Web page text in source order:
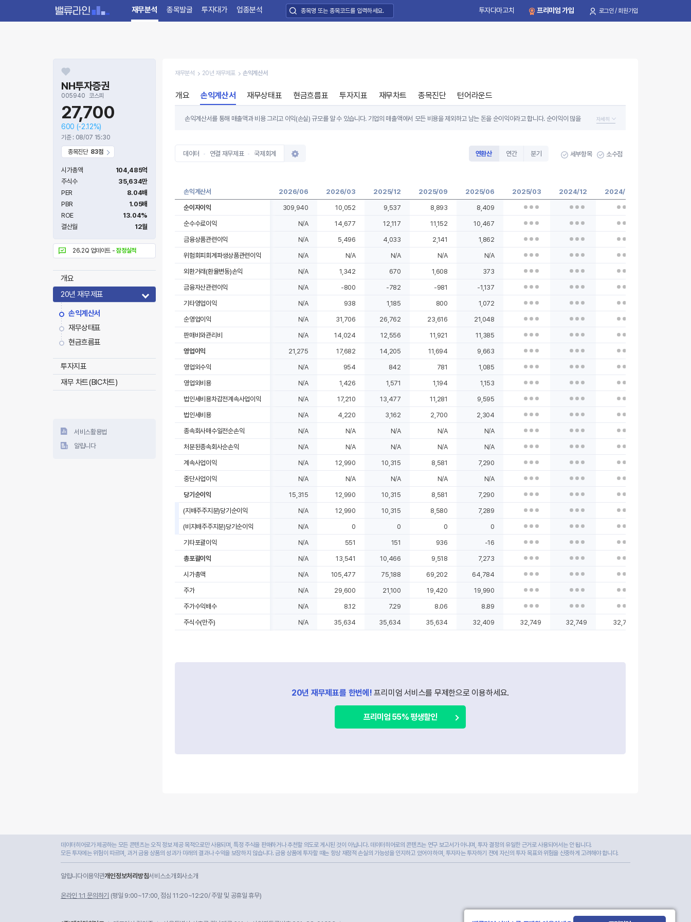
재무분석 종목발굴 투자대가 업종분석 투자다마고치 프리미엄 가입 로그인 / 회원가입
NH투자증권
005940 코스피
27,700
600 (-2.12%)
기준 : 08/07 15:30
종목진단 83점
시가총액
104,485억
주식수
35,634만
PER
8.04배
PBR
1.05배
ROE
13.04%
결산월
12월
26.2Q 업데이트 -잠정실적
개요
20년 재무제표
손익계산서
재무상태표
현금흐름표
투자지표
재무 차트(BIC차트)
서비스활용법
알립니다
재무분석 20년 재무제표 손익계산서
개요 손익계산서 재무상태표 현금흐름표 투자지표 재무차트 종목진단 턴어라운드
자세히
손익계산서를 통해 매출액과 비용 그리고 이익(손실) 규모를 알 수 있습니다. 기업의 매출액에서 모든 비용을 제외하고 남는 돈을 순이익이라고 합니다. 순이익이 많을
있습니다.
데이터 연결 재무제표 국제회계 연환산 연간 분기 세부항목 소수점
손익계산서 2026/06 2026/03 2025/12 2025/09 2025/06 2025/03 2024/12 2024/09
순이자이익 309,940 10,052 9,537 8,893 8,409
순수수료이익 N/A 14,677 12,117 11,152 10,467
금융상품관련이익 N/A 5,496 4,033 2,141 1,862
위험회피회계파생상품관련이익 N/A N/A N/A N/A N/A
외환거래(환율변동)손익 N/A 1,342 670 1,608 373
금융자산관련이익 N/A -800 -782 -981 -1,137
기타영업이익 N/A 938 1,185 800 1,072
순영업이익 N/A 31,706 26,762 23,616 21,048
판매비와관리비 N/A 14,024 12,556 11,921 11,385
영업이익 21,275 17,682 14,205 11,694 9,663
영업외수익 N/A 954 842 781 1,085
영업외비용 N/A 1,426 1,571 1,194 1,153
법인세비용차감전계속사업이익 N/A 17,210 13,477 11,281 9,595
법인세비용 N/A 4,220 3,162 2,700 2,304
종속회사매수일전순손익 N/A N/A N/A N/A N/A
처분된종속회사순손익 N/A N/A N/A N/A N/A
계속사업이익 N/A 12,990 10,315 8,581 7,290
중단사업이익 N/A N/A N/A N/A N/A
당기순이익 15,315 12,990 10,315 8,581 7,290
(지배주주지분)당기순이익 N/A 12,990 10,315 8,580 7,289
(비지배주주지분)당기순이익 N/A 0 0 0 0
기타포괄이익 N/A 551 151 936 -16
총포괄이익 N/A 13,541 10,466 9,518 7,273
시가총액 N/A 105,477 75,188 69,202 64,784
주가 N/A 29,600 21,100 19,420 19,990
주가수익배수 N/A 8.12 7.29 8.06 8.89
주식수(만주) N/A 35,634 35,634 35,634 32,409 32,749 32,749 32,749
20년 재무제표를 한번에! 프리미엄 서비스를 무제한으로 이용하세요.
프리미엄 55% 평생할인
데이터히어로가 제공하는 모든 콘텐츠는 오직 정보 제공 목적으로만 사용되며, 특정 주식을 판매하거나 추천할 의도로 게시된 것이 아닙니다. 데이터히어로의 콘텐츠는 연구 보고서가 아니며, 투자 결정의 유일한 근거로 사용되어서는 안 됩니다.
모든 투자에는 위험이 따르며, 과거 금융 상품의 성과가 미래의 결과나 수익을 보장하지 않습니다. 금융 상품에 투자할 때는 항상 재정적 손실의 가능성을 인지하고 있어야 하며, 투자자는 투자하기 전에 자신의 투자 목표와 위험을 신중하게 고려해야 합니다.
알립니다이용약관개인정보처리방침서비스소개 회사소개
온라인 1:1 문의하기 (평일 9:00~17:00, 점심 11:20~12:20/ 주말 및 공휴일 휴무)